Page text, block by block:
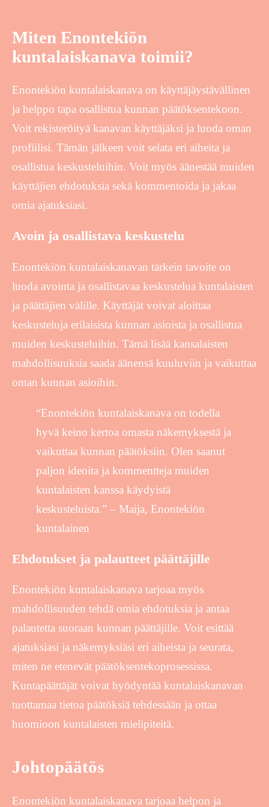
Miten Enontekiön
kuntalaiskanava toimii?
Enontekiön kuntalaiskanava on käyttäjäystävällinen
ja helppo tapa osallistua kunnan päätöksentekoon.
Voit rekisteröityä kanavan käyttäjäksi ja luoda oman
profiilisi. Tämän jälkeen voit selata eri aiheita ja
osallistua keskusteluihin. Voit myös äänestää muiden
käyttäjien ehdotuksia sekä kommentoida ja jakaa
omia ajatuksiasi.
Avoin ja osallistava keskustelu
Enontekiön kuntalaiskanavan tärkein tavoite on
luoda avointa ja osallistavaa keskustelua kuntalaisten
ja päättäjien välille. Käyttäjät voivat aloittaa
keskusteluja erilaisista kunnan asioista ja osallistua
muiden keskusteluihin. Tämä lisää kansalaisten
mahdollisuuksia saada äänensä kuuluviin ja vaikuttaa
oman kunnan asioihin.
“Enontekiön kuntalaiskanava on todella
hyvä keino kertoa omasta näkemyksestä ja
vaikuttaa kunnan päätöksiin. Olen saanut
paljon ideoita ja kommentteja muiden
kuntalaisten kanssa käydyistä
keskusteluista.” – Maija, Enontekiön
kuntalainen
Ehdotukset ja palautteet päättäjille
Enontekiön kuntalaiskanava tarjoaa myös
mahdollisuuden tehdä omia ehdotuksia ja antaa
palautetta suoraan kunnan päättäjille. Voit esittää
ajatuksiasi ja näkemyksiäsi eri aiheista ja seurata,
miten ne etenevät päätöksentekoprosessissa.
Kuntapäättäjät voivat hyödyntää kuntalaiskanavan
tuottamaa tietoa päätöksiä tehdessään ja ottaa
huomioon kuntalaisten mielipiteitä.
Johtopäätös
Enontekiön kuntalaiskanava tarjoaa helpon ja